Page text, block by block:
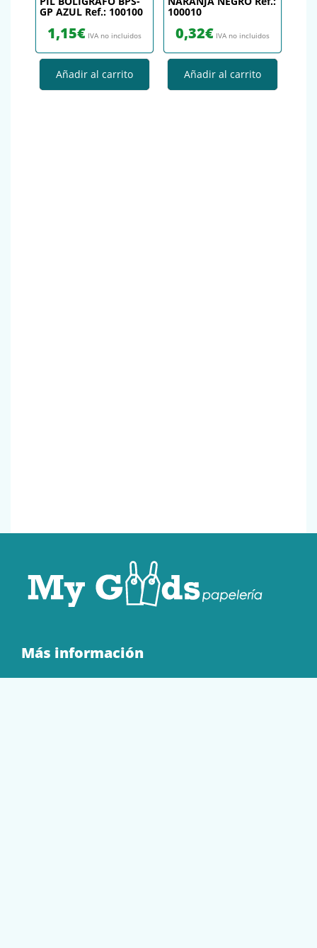
GP AZUL Ref.: 100100
1,15€ IVA no incluidos
Añadir al carrito
100010
0,32€ IVA no incluidos
Añadir al carrito
Más información